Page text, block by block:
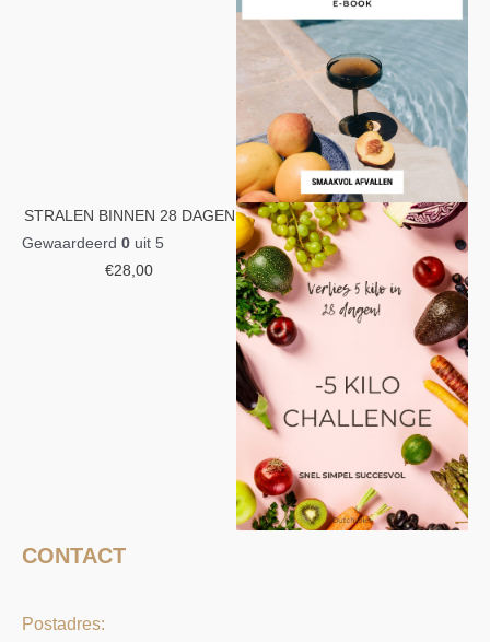
STRALEN BINNEN 28 DAGEN
Gewaardeerd 0 uit 5
€28,00
CONTACT
Postadres: